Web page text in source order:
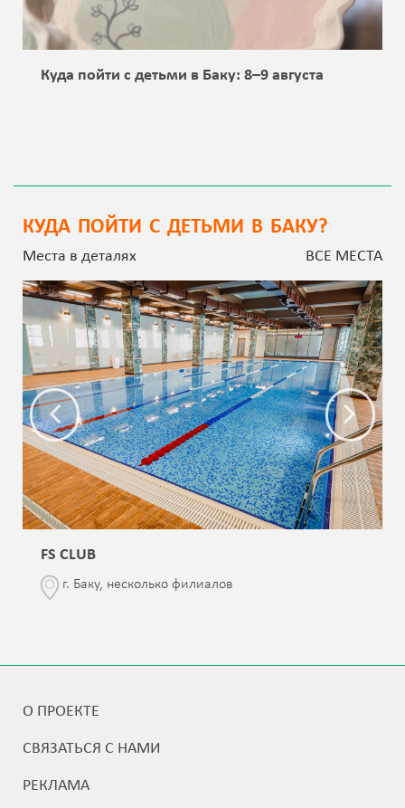
Куда пойти с детьми в Баку: 8–9 августа
КУДА ПОЙТИ С ДЕТЬМИ В БАКУ?
Места в деталях ВСЕ МЕСТА
FS CLUB
г. Баку, несколько филиалов
О ПРОЕКТЕ
СВЯЗАТЬСЯ С НАМИ
РЕКЛАМА